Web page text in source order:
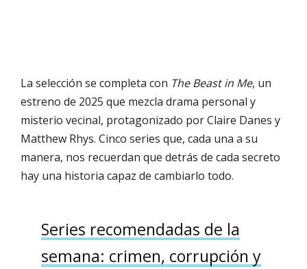
La selección se completa con The Beast in Me, un
estreno de 2025 que mezcla drama personal y
misterio vecinal, protagonizado por Claire Danes y
Matthew Rhys. Cinco series que, cada una a su
manera, nos recuerdan que detrás de cada secreto
hay una historia capaz de cambiarlo todo.
Series recomendadas de la
semana: crimen, corrupción y